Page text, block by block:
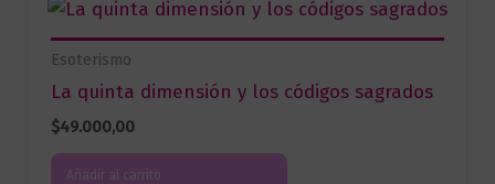
Esoterismo
La quinta dimensión y los códigos sagrados
$49.000,00
Añadir al carrito